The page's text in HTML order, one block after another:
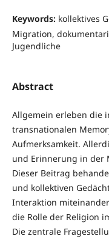
Keywords: kollektives
Migration,
Jugendliche
Abstract
Allgemein erleben die
transnationalen
Aufmerksamkeit.
und Erinnerung in der
Dieser Beitrag
und kollektiven
Interaktion
die Rolle der Religion
Die zentrale